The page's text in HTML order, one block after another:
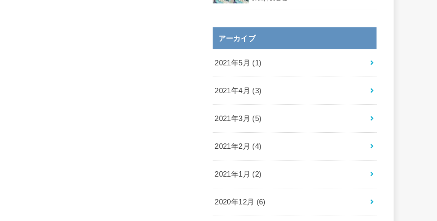
アーカイブ
2021年5月 (1)
2021年4月 (3)
2021年3月 (5)
2021年2月 (4)
2021年1月 (2)
2020年12月 (6)